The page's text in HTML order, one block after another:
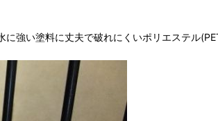
強い塗料に丈夫で破れにくいポリエステル